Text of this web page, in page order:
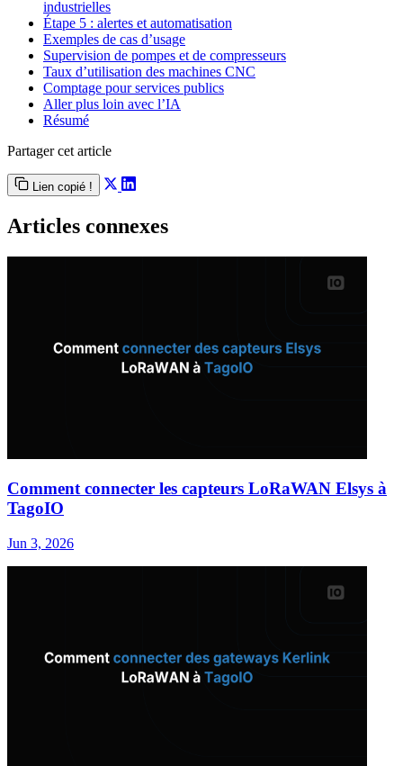
industrielles
Étape 5 : alertes et automatisation
Exemples de cas d’usage
Supervision de pompes et de compresseurs
Taux d’utilisation des machines CNC
Comptage pour services publics
Aller plus loin avec l’IA
Résumé
Partager cet article
Lien copié !
Articles connexes
Comment connecter les capteurs LoRaWAN Elsys à
TagoIO
Jun 3, 2026